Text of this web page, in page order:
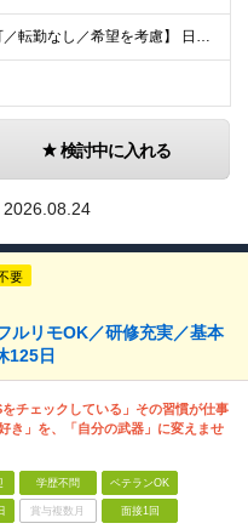
【フルリモート可／転勤なし／希望を考慮】 日本47都道府県、どこでも就業可能！ (東京支社、群馬本社、北海道支社、宮城支社、愛知支社、大阪支社、福岡支社、千葉支店、神奈川支店、茨城支店、新潟支店、長野
検討中に入れる
2026.08.24
要
ルリモOK／研修充実／基本
125日
をチェックしている」その習慣が仕事
き」を、「自分の武器」に変えませ
学歴不問 ベテランOK
賞与複数月 面接1回